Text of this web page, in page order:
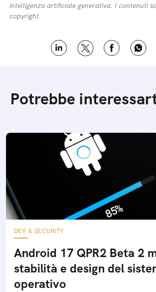
intelligenza artificiale generativa. I contenuti
copyright.
Potrebbe
DEV & SECURITY
Android 17 QPR2 Beta 2
stabilità e design del
operativo